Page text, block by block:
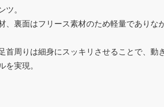
ツ。
、裏面はフリース素材のため軽量でありな
首周りは細身にスッキリさせることで、動
を実現。